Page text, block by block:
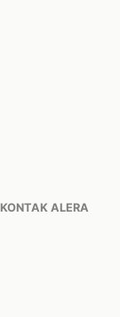
KONTAK ALERA